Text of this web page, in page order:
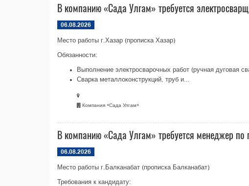
В компанию «Сада Улгам» требуется
06.08.2026
Место работы г.Хазар (прописка Хазар)
Обязанности:
Выполнение электросварочных работ (ручная дуговая
Сварка металлоконструкций, труб и...
Компания «Сада Улгам»
В компанию «Сада Улгам» требуется менеджер
06.08.2026
Место работы г.Балканабат (прописка Балканабат)
Требования к кандидату: